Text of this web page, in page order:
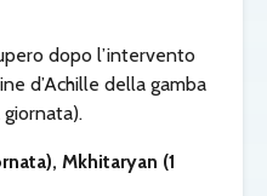
dopo l’intervento
d’Achille della gamba
giornata).
Mkhitaryan (1